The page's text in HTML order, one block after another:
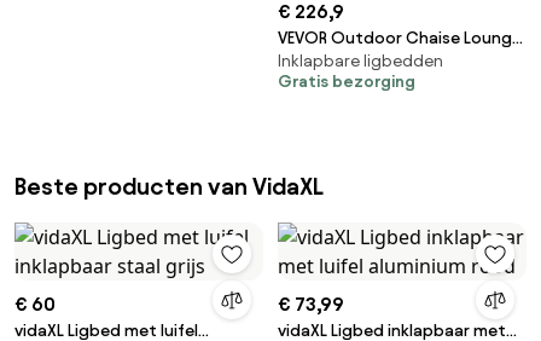
€ 226,9
VEVOR Outdoor Chaise Lounge
Chairs, Aluminium Patio Lounge
Chairs met 5 Verstelbare
Zwembad, Ligstoelen met
Ligstoelen, Donkergrijs, 2-Pack
Inklapbare ligbedden
Gratis bezorging
Beste producten van VidaXL
€ 60
vidaXL Ligbed met luifel
€ 73,99
vidaXL Ligbed inklapbaar met